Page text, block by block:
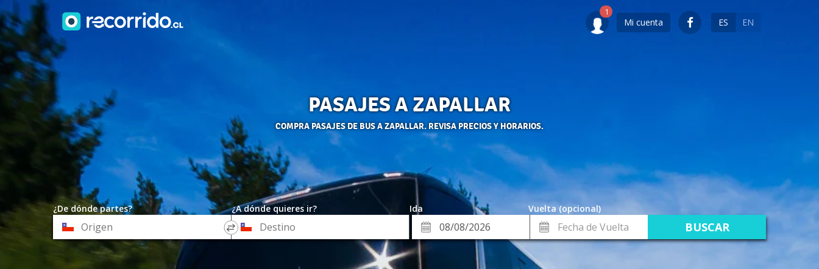
Mi cuenta ES EN
PASAJES A ZAPALLAR
COMPRA PASAJES DE BUS A ZAPALLAR. REVISA PRECIOS Y HORARIOS.
¿De dónde partes? ¿A dónde quieres ir? Ida
Vuelta (opcional)
Origen
*
Destino
Fecha
de
Ida
Fecha
de